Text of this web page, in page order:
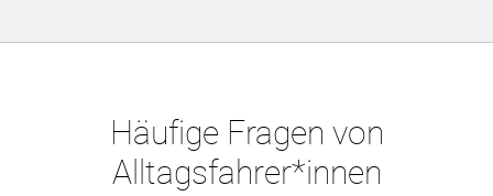
Häufige Fragen von
Alltagsfahrer*innen